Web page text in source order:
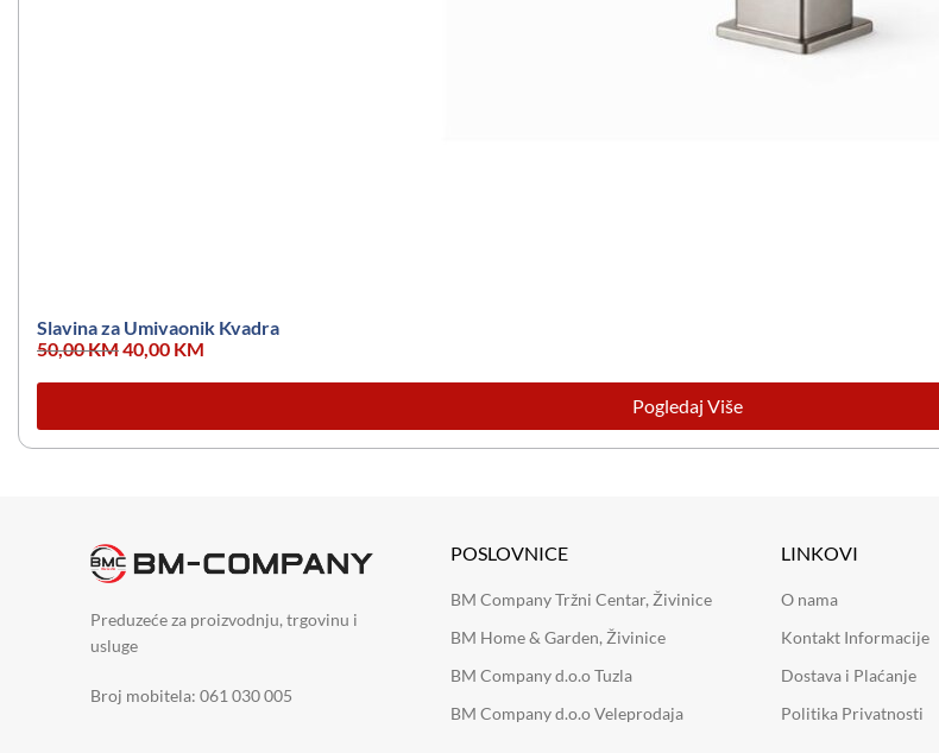
Slavina za Umivaonik Kvadra
50,00KM40,00 KM
Pogledaj Više
Preduzeće za proizvodnju, trgovinu i
usluge
Broj mobitela: 061 030 005
POSLOVNICE
BM Company Tržni Centar, Živinice
BM Home & Garden, Živinice
BM Company d.o.o Tuzla
BM Company d.o.o Veleprodaja
LINKOVI
O nama
Kontakt Informacije
Dostava i Plaćanje
Politika Privatnosti